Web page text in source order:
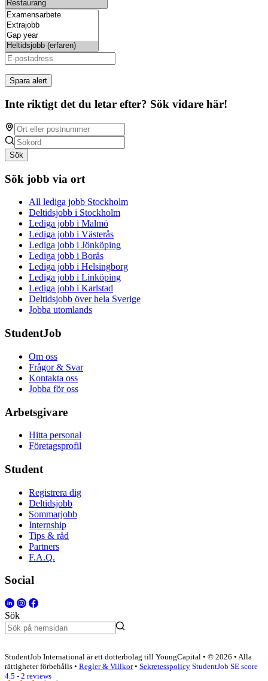
Spara alert
Inte riktigt det du letar efter? Sök vidare här!
Sök
Sök jobb via ort
All lediga jobb Stockholm
Deltidsjobb i Stockholm
Lediga jobb i Malmö
Lediga jobb i Västerås
Lediga jobb i Jönköping
Lediga jobb i Borås
Lediga jobb i Helsingborg
Lediga jobb i Linköping
Lediga jobb i Karlstad
Deltidsjobb över hela Sverige
Jobba utomlands
StudentJob
Om oss
Frågor & Svar
Kontakta oss
Jobba för oss
Arbetsgivare
Hitta personal
Företagsprofil
Student
Registrera dig
Deltidsjobb
Sommarjobb
Internship
Tips & råd
Partners
F.A.Q.
Social
Sök
StudentJob International är ett dotterbolag till YoungCapital • © 2026 • Alla
rättigheter förbehålls • Regler & Villkor• Sekretesspolicy StudentJob SE score
4.5 - 2 reviews